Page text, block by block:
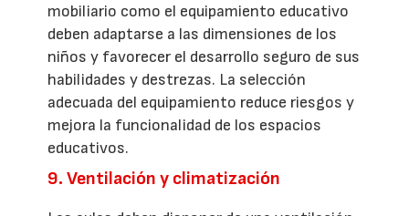
mobiliario como el equipamiento educativo
deben adaptarse a las dimensiones de los
niños y favorecer el desarrollo seguro de sus
habilidades y destrezas. La selección
adecuada del equipamiento reduce riesgos y
mejora la funcionalidad de los espacios
educativos.
9. Ventilación y climatización